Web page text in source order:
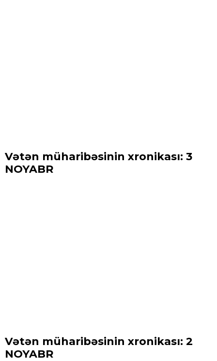
Vətən müharibəsinin xronikası: 3
NOYABR
Vətən müharibəsinin xronikası: 2
NOYABR